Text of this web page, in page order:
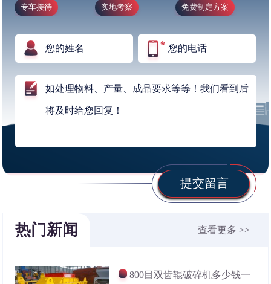
专车接待 实地考察 免费制定方案
提交留言
热门新闻 查看更多 >>
800目双齿辊破碎机多少钱一